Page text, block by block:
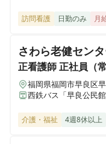
訪問看護 日勤のみ 月
さわら老健セン
正看護師正社員（常
福岡県福岡市早良区
西鉄バス「早良公民
介護・福祉 4週8休以上